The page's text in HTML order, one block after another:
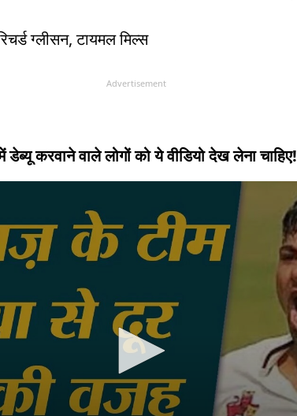
ग्लीसन, टायमल मिल्स
Advertisement
करवाने वाले लोगों को ये वीडियो देख लेना चाहिए!